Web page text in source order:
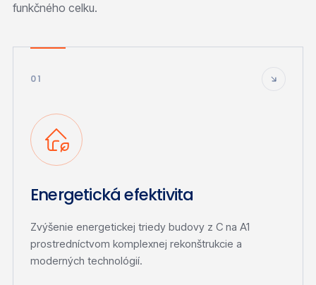
funkčného celku.
01
Energetická efektivita
Zvýšenie energetickej triedy budovy z C na A1
prostredníctvom komplexnej rekonštrukcie a
moderných technológií.